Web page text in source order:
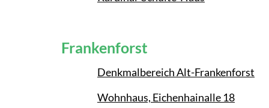
Frankenforst
Denkmalbereich Alt-Frankenforst
Wohnhaus, Eichenhainalle 18